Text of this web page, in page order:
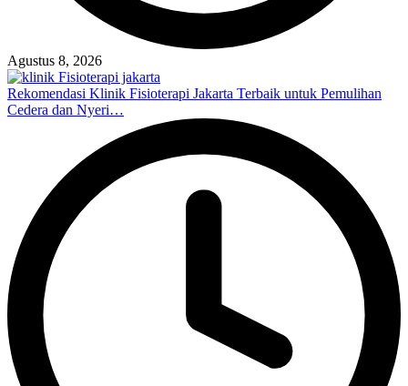
Agustus 8, 2026
Rekomendasi Klinik Fisioterapi Jakarta Terbaik untuk Pemulihan
Cedera dan Nyeri…